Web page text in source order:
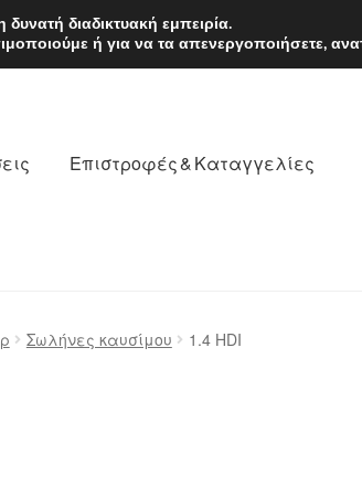
Δευτέρα-Παρ.
Επιστροφές & Καταγγελίες
Σωλήνες καυσίμου 1.4 HDI
διαδικτυακή εμπειρία.
ή για να τα απενεργοποιήσετε,